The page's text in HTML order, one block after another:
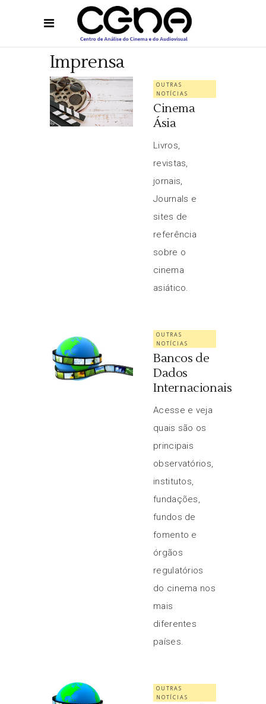
Imprensa
OUTRAS
NOTÍCIAS
Cinema
Ásia
Livros,
revistas,
jornais,
Journals e
sites de
referência
sobre o
cinema
asiático.
OUTRAS
NOTÍCIAS
Bancos de
Dados
Internacionais
Acesse e veja
quais são os
principais
observatórios,
institutos,
fundações,
fundos de
fomento e
órgãos
regulatórios
do cinema nos
mais
diferentes
países.
OUTRAS
NOTÍCIAS